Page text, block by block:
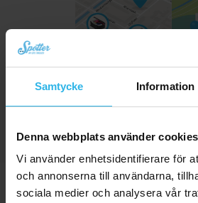
Samtycke Information
Denna webbplats använder cookies
Vi använder enhetsidentifierare för
och annonserna till användarna,
sociala medier och analysera vår
En användarvänlig app
och gamla